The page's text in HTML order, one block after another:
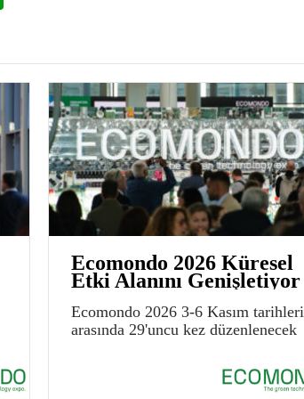
Ecomondo 2026 Küresel
Etki Alanını Genişletiyor
Ecomondo 2026 3-6 Kasım tarihleri
arasında 29'uncu kez düzenlenecek